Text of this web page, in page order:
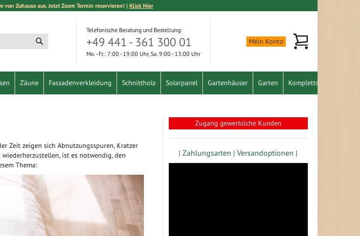
von Zuhause aus. Jetzt Zoom Termin reservieren! | Klick Hier
Telefonische Beratung und Bestellung:
+49 441 - 361 300 01
Mo. - Fr.: 7:00 - 19:00 Uhr, Sa. 9:00 - 13:00 Uhr
Mein Konto Mein Warenkorb
Zäune Fassadenverkleidung Schnittholz Solarpanel Gartenhäuser Garten Komplettset
Zeit zeigen sich Abnutzungsspuren, Kratzer
ist es notwendig, den
Thema:
Zugang gewerbliche Kunden
| Zahlungsarten | Versandoptionen |